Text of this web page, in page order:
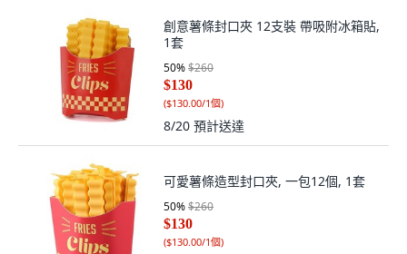
創意薯條封口夾 12支裝 帶吸附冰箱貼,
1套
50%$260
$130
($130.00/1個)
8/20 預計送達
可愛薯條造型封口夾, 一包12個, 1套
50%$260
$130
($130.00/1個)